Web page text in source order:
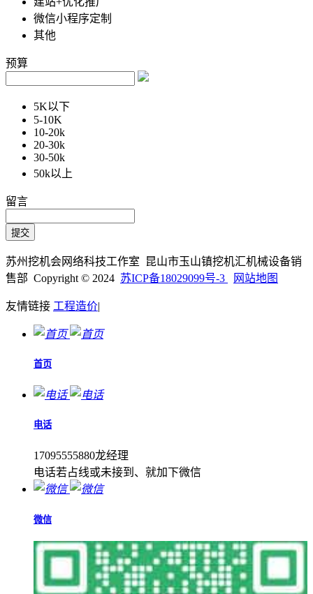
微信小程序定制
其他
预算
5K以下
5-10K
10-20k
20-30k
30-50k
50k以上
留言
苏州挖机会网络科技工作室 昆山市玉山镇挖机汇机械设备销
售部 Copyright © 2024 苏ICP备18029099号-3 网站地图
友情链接 工程造价|
首页
电话
17095555880龙经理
电话若占线或未接到、就加下微信
微信